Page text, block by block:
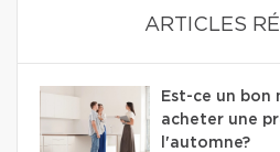
ARTICLES
Est-ce un bon
acheter une
l'automne?